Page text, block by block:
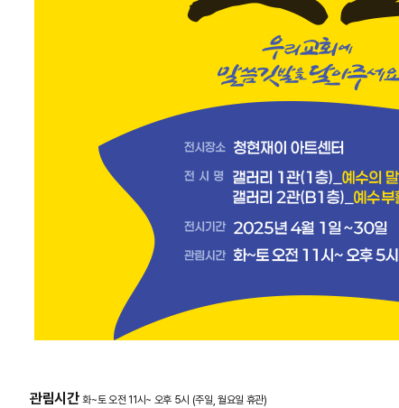
관림시간 화~토 오전 11시~ 오후 5시 (주일, 월요일 휴관)